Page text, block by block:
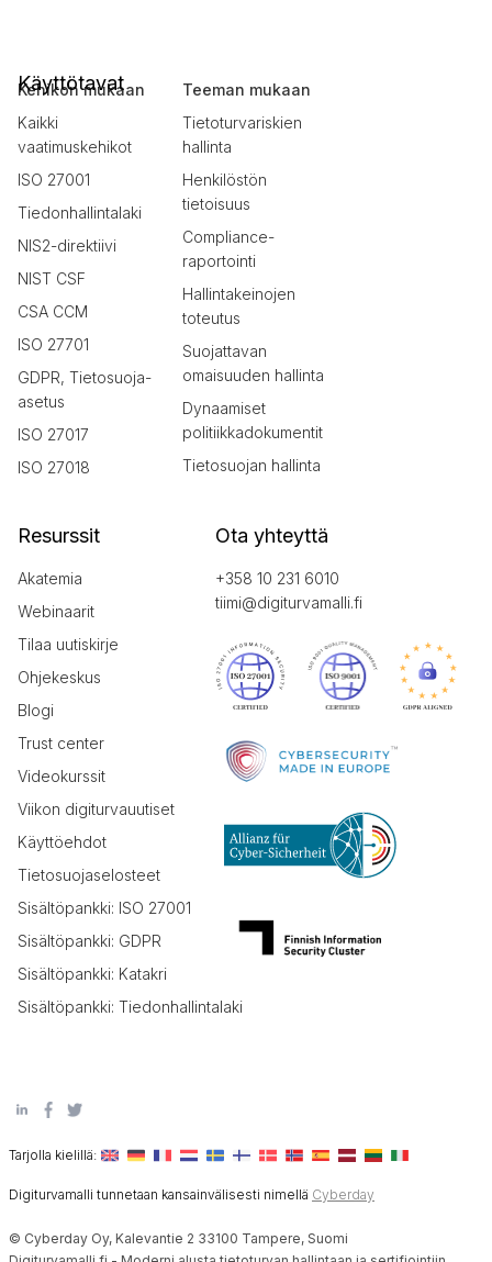
Käyttötavat
Kehikon mukaan
Kaikki
vaatimuskehikot
ISO 27001
Tiedonhallintalaki
NIS2-direktiivi
NIST CSF
CSA CCM
ISO 27701
GDPR, Tietosuoja-
asetus
ISO 27017
ISO 27018
Teeman mukaan
Tietoturvariskien
hallinta
Henkilöstön
tietoisuus
Compliance-
raportointi
Hallintakeinojen
toteutus
Suojattavan
omaisuuden hallinta
Dynaamiset
politiikkadokumentit
Tietosuojan hallinta
Resurssit
Akatemia
Webinaarit
Tilaa uutiskirje
Ohjekeskus
Blogi
Trust center
Videokurssit
Viikon digiturvauutiset
Käyttöehdot
Tietosuojaselosteet
Sisältöpankki: ISO 27001
Sisältöpankki: GDPR
Sisältöpankki: Katakri
Sisältöpankki: Tiedonhallintalaki
Ota yhteyttä
+358 10 231 6010
tiimi@digiturvamalli.fi
Tarjolla kielillä:
Digiturvamalli tunnetaan kansainvälisesti nimellä Cyberday
© Cyberday Oy, Kalevantie 2 33100 Tampere, Suomi